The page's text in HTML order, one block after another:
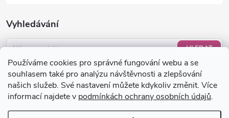
Používáme cookies pro správné fungování webu a se
souhlasem také pro analýzu návštěvnosti a zlepšování
našich služeb. Své nastavení můžete kdykoliv změnit. Více
informací najdete v podmínkách ochrany osobních údajů.
Vyhledávání
HLEDAT
Nákupní košík
0KS /0 KČ